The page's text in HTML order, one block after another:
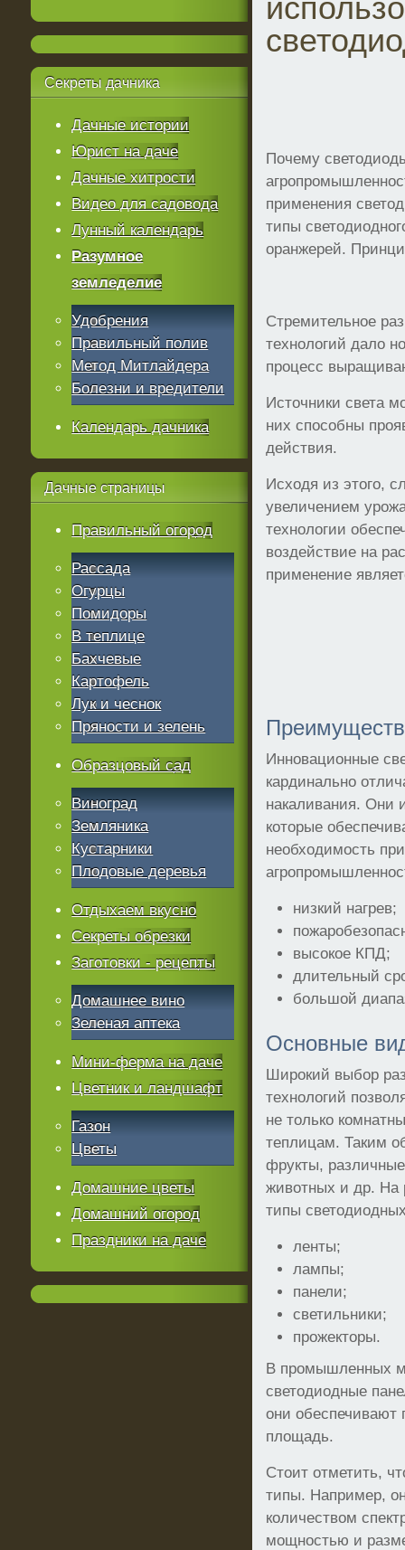
Почему
применения
типы
оранжерей.
Стремительное
технологий дало
процесс
Источники света
них способны
действия.
Исходя из этого,
увеличением
технологии
воздействие на
применение
Инновационные
кардинально
накаливания. Они
которые
необходимость
низкий нагрев;
высокое КПД;
длительный
большой
Основные
Широкий выбор
технологий
не только
теплицам. Таким
фрукты,
животных и др. На
типы
ленты;
лампы;
панели;
светильники;
прожекторы.
В промышленных
светодиодные
они обеспечивают
площадь.
Стоит отметить,
типы. Например,
количеством
мощностью и
Секреты дачника
Дачные истории
Юрист на даче
Дачные хитрости
Видео для садовода
Лунный календарь
Разумное
земледелие
Удобрения
Правильный полив
Метод Митлайдера
Болезни и вредители
Календарь дачника
Дачные страницы
Правильный огород
Рассада
Огурцы
Помидоры
В теплице
Бахчевые
Картофель
Лук и чеснок
Пряности и зелень
Образцовый сад
Виноград
Земляника
Кустарники
Плодовые деревья
Отдыхаем вкусно
Секреты обрезки
Заготовки - рецепты
Домашнее вино
Зеленая аптека
Мини-ферма на даче
Цветник и ландшафт
Газон
Цветы
Домашние цветы
Домашний огород
Праздники на даче